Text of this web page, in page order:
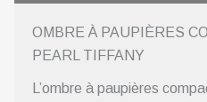
OMBRE À PAUPIÈRES
PEARL TIFFANY
L’ombre à paupières